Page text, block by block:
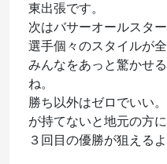
東出張です。
次はバサーオールスタ
選手個々のスタイルが
みんなをあっと驚かせ
ね。
勝ち以外はゼロでいい
が持てないと地元の方
３回目の優勝が狙える